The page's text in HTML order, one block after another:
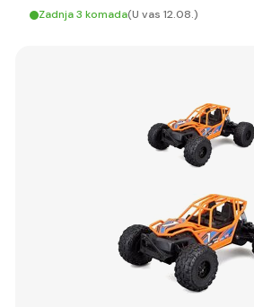
Zadnja 3 komada(U vas 12.08.)